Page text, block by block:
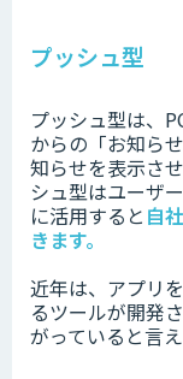
プッシュ型
プッシュ型は、
からの「お知ら
知らせを表示さ
シュ型はユーザ
に活用すると 自
きます。
近年は、アプリ
るツールが開発
がっていると言